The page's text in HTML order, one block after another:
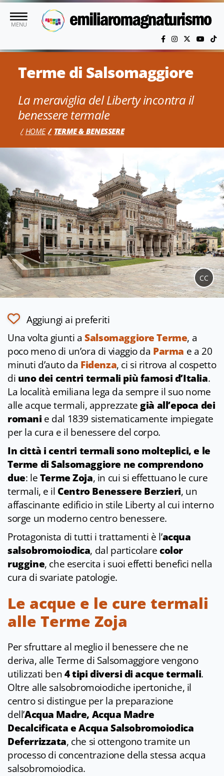
Vai al contenuto principale
MENU
Terme di Salsomaggiore
La meraviglia del Liberty incontra il
benessere termale
HOME TERME & BENESSERE
CC
Aggiungi ai preferiti
Una volta giunti aSalsomaggiore Terme, a
poco meno di un’ora di viaggio da Parma e a 20
minuti d’auto da Fidenza, ci si ritrova al cospetto
di uno dei centri termali più famosi d’Italia.
La località emiliana lega da sempre il suo nome
alle acque termali, apprezzategià all’epoca dei
romani e dal 1839 sistematicamente impiegate
per la cura e il benessere del corpo.
In città i centri termali sono molteplici, e le
Terme di Salsomaggiore ne comprendono
due: leTerme Zoja, in cui si effettuano le cure
termali, e il Centro Benessere Berzieri, un
affascinante edificio in stile Liberty al cui interno
sorge un moderno centro benessere.
Protagonista di tutti i trattamenti è l’acqua
salsobromoiodica, dal particolarecolor
ruggine, che esercita i suoi effetti benefici nella
cura di svariate patologie.
Le acque e le cure termali
alle Terme Zoja
Per sfruttare al meglio il benessere che ne
deriva, alle Terme di Salsomaggiore vengono
utilizzati ben4 tipi diversi di acque termali.
Oltre alle salsobromoiodiche ipertoniche, il
centro si distingue per la preparazione
dell’Acqua Madre, Acqua Madre
Decalcificata e Acqua Salsobromoiodica
Deferrizzata, che si ottengono tramite un
processo di concentrazione della stessa acqua
salsobromoiodica.